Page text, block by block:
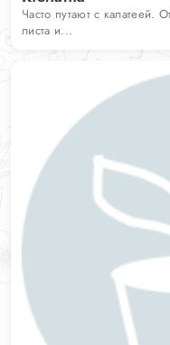
Часто путают с калатеей.
листа и...